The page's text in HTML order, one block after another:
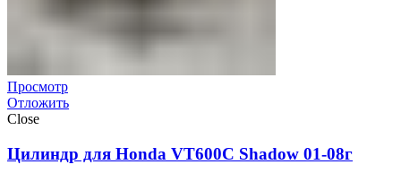
Просмотр
Отложить
Close
Цилиндр для Honda VT600C Shadow 01-08г